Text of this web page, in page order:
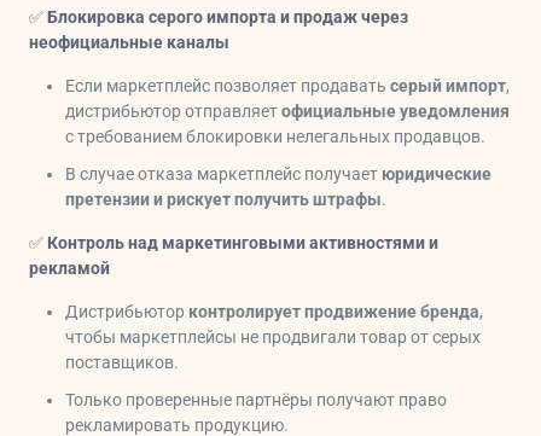
✅Блокировка серого импорта и продаж через
неофициальные каналы
Если маркетплейс позволяет продаватьсерый импорт,
дистрибьютор отправляетофициальные уведомления
с требованием блокировки нелегальных продавцов.
В случае отказа маркетплейс получает юридические
претензии и рискует получить штрафы.
✅ Контроль над маркетинговыми активностями и
рекламой
Дистрибьютор контролирует продвижение бренда,
чтобы маркетплейсы не продвигали товар от серых
поставщиков.
Только проверенные партнёры получают право
рекламировать продукцию.